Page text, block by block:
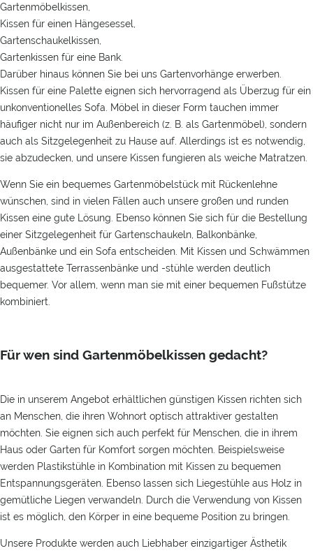
Gartenmöbelkissen,
Kissen für einen Hängesessel,
Gartenschaukelkissen,
Gartenkissen für eine Bank.
Darüber hinaus können Sie bei uns Gartenvorhänge erwerben.
Kissen für eine Palette eignen sich hervorragend als Überzug für ein
unkonventionelles Sofa. Möbel in dieser Form tauchen immer
häufiger nicht nur im Außenbereich (z. B. als Gartenmöbel), sondern
auch als Sitzgelegenheit zu Hause auf. Allerdings ist es notwendig,
sie abzudecken, und unsere Kissen fungieren als weiche Matratzen.
Wenn Sie ein bequemes Gartenmöbelstück mit Rückenlehne
wünschen, sind in vielen Fällen auch unsere großen und runden
Kissen eine gute Lösung. Ebenso können Sie sich für die Bestellung
einer Sitzgelegenheit für Gartenschaukeln, Balkonbänke,
Außenbänke und ein Sofa entscheiden. Mit Kissen und Schwämmen
ausgestattete Terrassenbänke und -stühle werden deutlich
bequemer. Vor allem, wenn man sie mit einer bequemen Fußstütze
kombiniert.
Für wen sind Gartenmöbelkissen gedacht?
Die in unserem Angebot erhältlichen günstigen Kissen richten sich
an Menschen, die ihren Wohnort optisch attraktiver gestalten
möchten. Sie eignen sich auch perfekt für Menschen, die in ihrem
Haus oder Garten für Komfort sorgen möchten. Beispielsweise
werden Plastikstühle in Kombination mit Kissen zu bequemen
Entspannungsgeräten. Ebenso lassen sich Liegestühle aus Holz in
gemütliche Liegen verwandeln. Durch die Verwendung von Kissen
ist es möglich, den Körper in eine bequeme Position zu bringen.
Unsere Produkte werden auch Liebhaber einzigartiger Ästhetik